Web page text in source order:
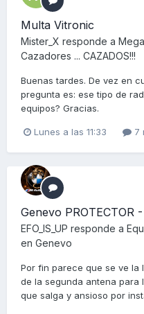
Multa Vitronic
Mister_X responde a
Cazadores ... CAZADOS!!!
Buenas tardes. De vez en
pregunta es: ese tipo de
equipos? Gracias.
Lunes a las 11:33 7
Genevo PROTECTOR
EFO_IS_UP responde a
en Genevo
Por fin parece que se ve la
de la segunda antena para
que salga y ansioso por